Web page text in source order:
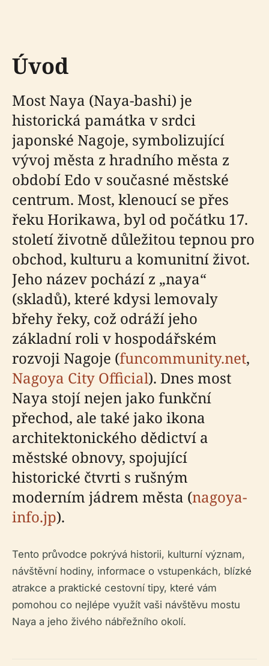
Úvod
Most Naya (Naya-bashi) je
historická památka v srdci
japonské Nagoje, symbolizující
vývoj města z hradního města z
období Edo v současné městské
centrum. Most, klenoucí se přes
řeku Horikawa, byl od počátku 17.
století životně důležitou tepnou pro
obchod, kulturu a komunitní život.
Jeho název pochází z „naya“
(skladů), které kdysi lemovaly
břehy řeky, což odráží jeho
základní roli v hospodářském
rozvoji Nagoje (funcommunity.net,
Nagoya City Official). Dnes most
Naya stojí nejen jako funkční
přechod, ale také jako ikona
architektonického dědictví a
městské obnovy, spojující
historické čtvrti s rušným
moderním jádrem města (nagoya-
info.jp).
Tento průvodce pokrývá historii, kulturní význam,
návštěvní hodiny, informace o vstupenkách, blízké
atrakce a praktické cestovní tipy, které vám
pomohou co nejlépe využít vaši návštěvu mostu
Naya a jeho živého nábřežního okolí.